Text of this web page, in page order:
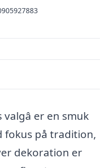
er en smuk
fokus på tradition,
dekoration er